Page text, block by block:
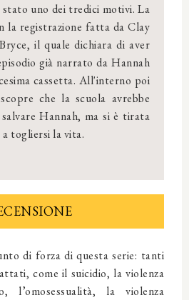
uno dei tredici motivi. La
la registrazione fatta da Clay
il quale dichiara di aver
già narrato da Hannah
cassetta. All'interno poi
che la scuola avrebbe
Hannah, ma si è tirata
togliersi la vita.
di forza di questa serie: tanti
come il suicidio, la violenza
l’omosessualità, la violenza